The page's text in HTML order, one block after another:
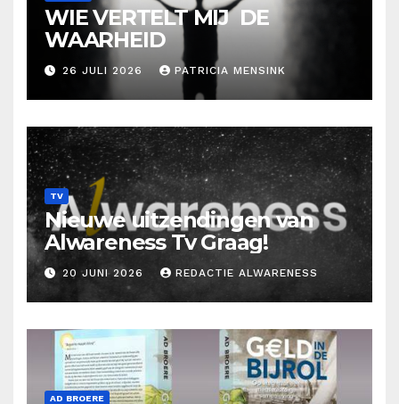
WIE VERTELT MIJ DE
WAARHEID
26 JULI 2026 PATRICIA MENSINK
TV
Nieuwe uitzendingen van
Alwareness Tv Graag!
20 JUNI 2026 REDACTIE ALWARENESS
AD BROERE